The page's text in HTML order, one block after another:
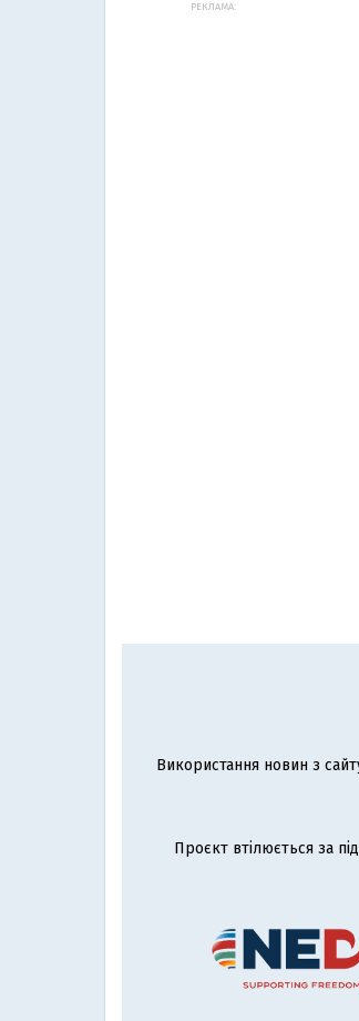
РЕКЛАМА:
Використання новин з
Проєкт втілюється за